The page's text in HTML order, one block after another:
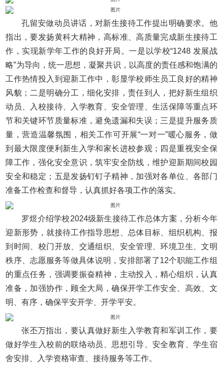
孔留安做动员讲话，对新生接待工作提出明确要求。他
指出，要发扬黄科大精神，高标准、高质量完成新生接待工
作，实现新学年工作的良好开局。一是以学校“1248 发展战
略”为导向，统一思想，凝聚共识，以高度的责任感和饱满的
工作热情投入到迎新工作中，彰显学校师生员工良好的精神
风貌；二是明确分工，细化安排，责任到人，把好新生组织
动员、入校接待、入学教育、安全管理、生活保障等重点环
节和关键环节质量标准，避免遗漏和失误；三是提升服务质
量，营造温馨氛围，相关工作可开展“一对一”暖心服务，做
到最大限度便利新生入学和家长进校参观；四是重视安全保
障工作，强化安全意识，筑牢安全防线，维护迎新期间校园
安全和稳定；五是发扬钉钉子精神，加强对各单位、各部门
准备工作检查和督导，认真抓好各项工作的落实。
罗煜介绍学校2024级新生接待工作总体方案，分析今年
迎新形势，就接待工作指导思想、总体目标、组织机构、报
到时间、校门开放、交通组织、安全管理、环境卫生、文明
秩序、志愿服务等做具体说明，安排部署了12个职能工作组
的重点任务，强调要振奋精神，主动投入，精心组织，认真
准备，加强协作，顾全大局，确保开学工作安全、高效、文
明、有序，确保平安开学、开学平安。
张丕万指出，要认真做好新生入学教育和军训工作，要
做好学生入校前的联络动员、思想引导、安全教育、学生宿
舍安排、入学资格审查、接待服务等工作。